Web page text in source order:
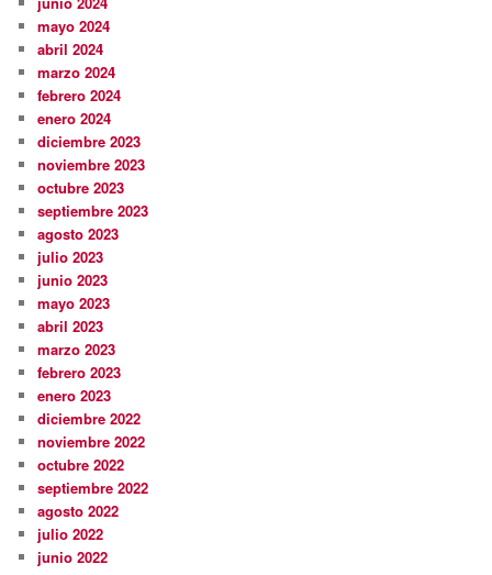
mayo 2024
abril 2024
marzo 2024
febrero 2024
enero 2024
diciembre 2023
noviembre 2023
octubre 2023
septiembre 2023
agosto 2023
julio 2023
junio 2023
mayo 2023
abril 2023
marzo 2023
febrero 2023
enero 2023
diciembre 2022
noviembre 2022
octubre 2022
septiembre 2022
agosto 2022
julio 2022
junio 2022